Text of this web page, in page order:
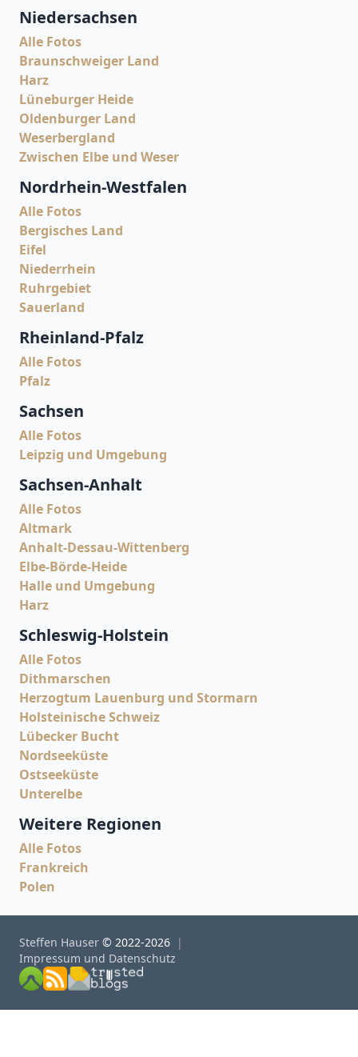
Niedersachsen
Alle Fotos
Braunschweiger Land
Harz
Lüneburger Heide
Oldenburger Land
Weserbergland
Zwischen Elbe und Weser
Nordrhein-Westfalen
Alle Fotos
Bergisches Land
Eifel
Niederrhein
Ruhrgebiet
Sauerland
Rheinland-Pfalz
Alle Fotos
Pfalz
Sachsen
Alle Fotos
Leipzig und Umgebung
Sachsen-Anhalt
Alle Fotos
Altmark
Anhalt-Dessau-Wittenberg
Elbe-Börde-Heide
Halle und Umgebung
Harz
Schleswig-Holstein
Alle Fotos
Dithmarschen
Herzogtum Lauenburg und Stormarn
Holsteinische Schweiz
Lübecker Bucht
Nordseeküste
Ostseeküste
Unterelbe
Weitere Regionen
Alle Fotos
Frankreich
Polen
Steffen Hauser © 2022-2026
Impressum und Datenschutz